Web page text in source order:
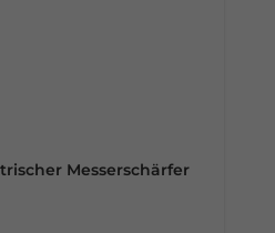
Messerschärfer